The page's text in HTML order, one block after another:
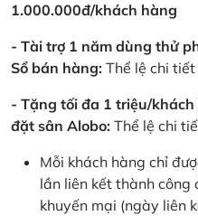
1.000.000đ/khách hàng
- Tài trợ 1 năm dùng thử
Sổ bán hàng: Thể lệ chi
- Tặng tối đa 1 triệu/
đặt sân Alobo: Thể lệ chi
Mỗi khách hàng chỉ
lần liên kết thành
khuyến mại (ngày liên